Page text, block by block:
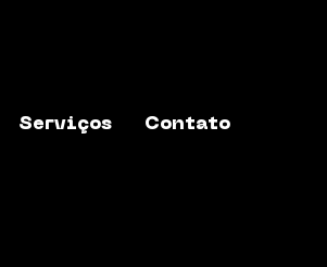
Serviços Contato